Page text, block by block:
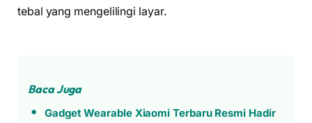
tebal yang mengelilingi layar.
Baca Juga
Gadget Wearable Xiaomi Terbaru Resmi Hadir